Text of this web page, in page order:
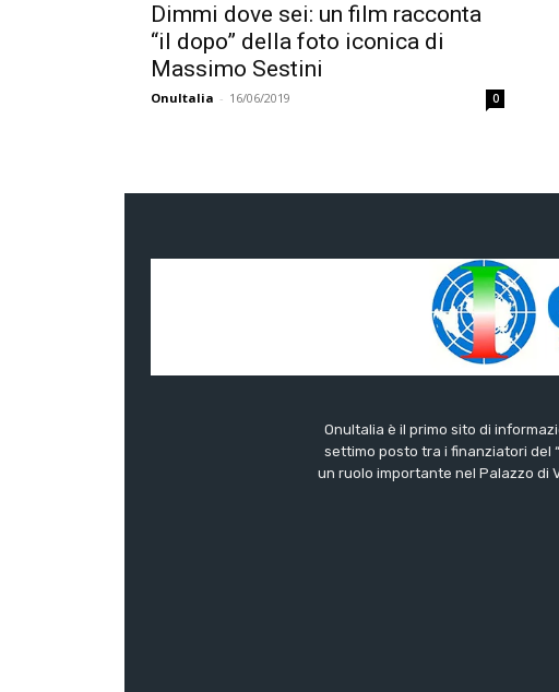
Dimmi dove sei: un film racconta
“il dopo” della foto iconica di
Massimo Sestini
OnuItalia - 16/06/2019 0
OnuItalia è il primo sito di
settimo posto tra i finanziatori del
un ruolo importante nel Palazzo di